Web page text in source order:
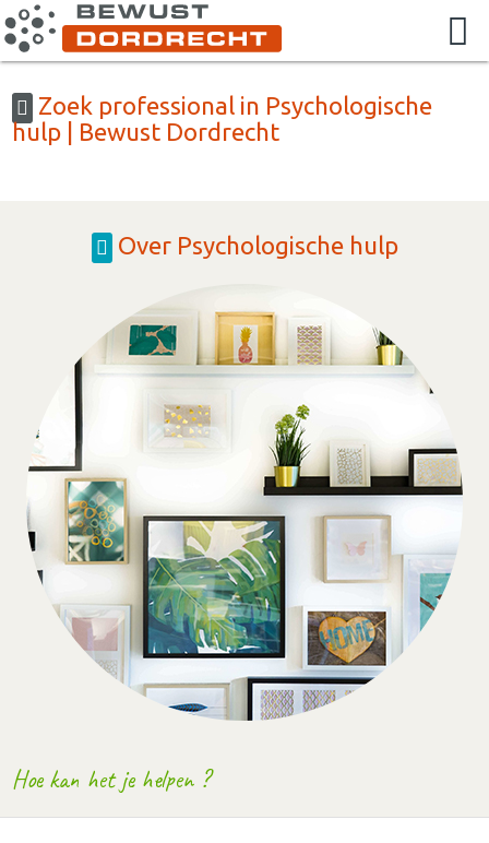
Zoek professional in Psychologische
hulp | Bewust Dordrecht
Over Psychologische hulp
Hoe kan het je helpen ?